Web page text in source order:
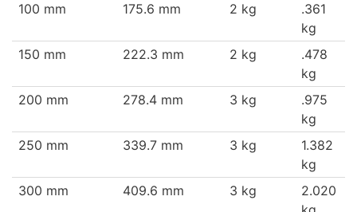
100 mm
175.6 mm 2 kg
.361
kg
150 mm
222.3 mm 2 kg
.478
kg
200 mm
278.4 mm 3 kg
.975
kg
250 mm
339.7 mm 3 kg
1.382
kg
300 mm
409.6 mm 3 kg
2.020